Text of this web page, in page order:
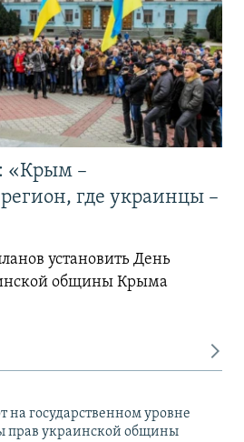
«Крым –
где украинцы –
установить День
общины Крыма
на государственном уровне
прав украинской общины